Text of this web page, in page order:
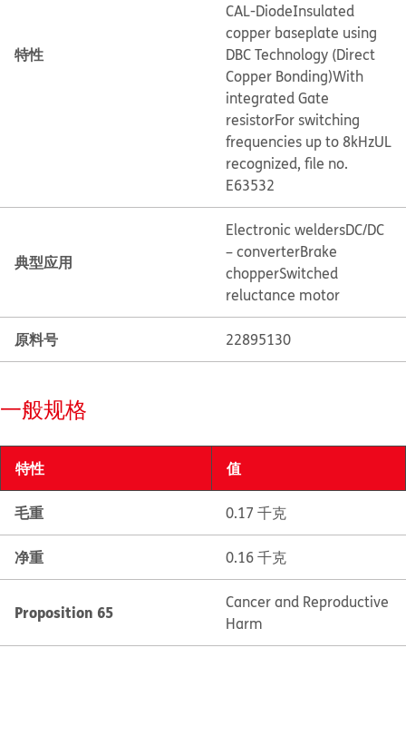
特性
CAL-DiodeInsulated
copper baseplate using
DBC Technology (Direct
Copper Bonding)With
integrated Gate
resistorFor switching
frequencies up to 8kHzUL
recognized, file no.
E63532
典型应用
Electronic weldersDC/DC
– converterBrake
chopperSwitched
reluctance motor
原料号 22895130
一般规格
特性 值
毛重 0.17 千克
净重 0.16 千克
Proposition 65
Cancer and Reproductive
Harm